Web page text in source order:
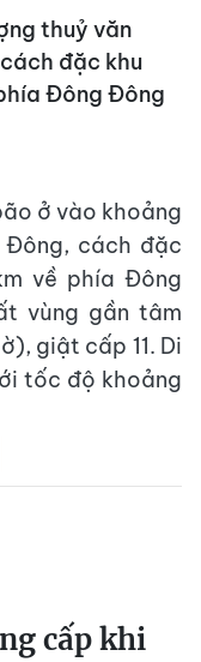
thuỷ văn
đặc khu
Đông Đông
ở vào khoảng
Đông, cách đặc
về phía Đông
vùng gần tâm
giật cấp 11. Di
tốc độ khoảng
cấp khi